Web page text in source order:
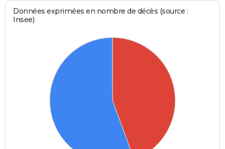
Données exprimées en nombre de décès (source :
Insee)